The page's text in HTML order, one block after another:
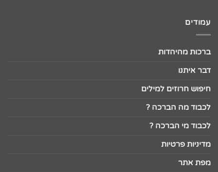
עמודים
ברכות מהיהדות
דבר איתנו
חיפוש חרוזים למילים
לכבוד מה הברכה ?
לכבוד מי הברכה ?
מדיניות פרטיות
מפת אתר